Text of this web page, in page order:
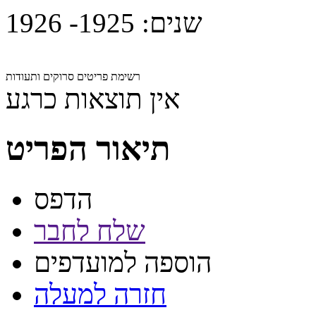
שנים: 1925- 1926
רשימת פריטים סרוקים ותעודות
אין תוצאות כרגע
תיאור הפריט
הדפס
שלח לחבר
הוספה למועדפים
חזרה למעלה